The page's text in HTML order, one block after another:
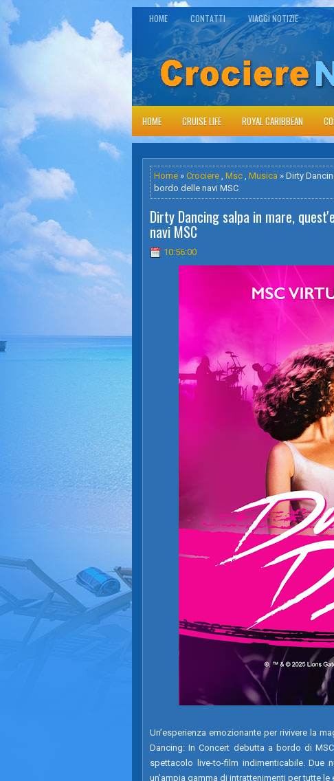
HOME CONTATTI VIAGGI NOTIZIE
HOME CRUISE LIFE ROYAL CARIBBEAN
Home » Crociere , Msc , Musica » Dirty
bordo delle navi MSC
Dirty Dancing salpa in mare,
navi MSC
10:56:00
Un’esperienza emozionante per rivivere la
Dancing: In Concert debutta a bordo di
spettacolo live-to-film indimenticabile. Due
un’ampia gamma di intrattenimenti per tutte le